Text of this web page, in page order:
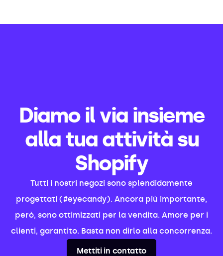
Diamo il via insieme
alla tua attività su
Shopify
Tutti i nostri negozi sono splendidamente
progettati (#eyecandy). Ancora più importante,
però, sono ottimizzati per la vendita. Amore per i
clienti, garantito. Basta non dirlo alla concorrenza.
Mettiti in contatto